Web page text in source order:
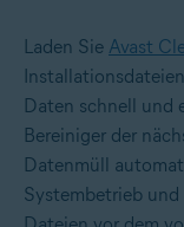
Laden Sie Avast
Daten schnell und
Bereiniger der
Datenmüll
Systembetrieb